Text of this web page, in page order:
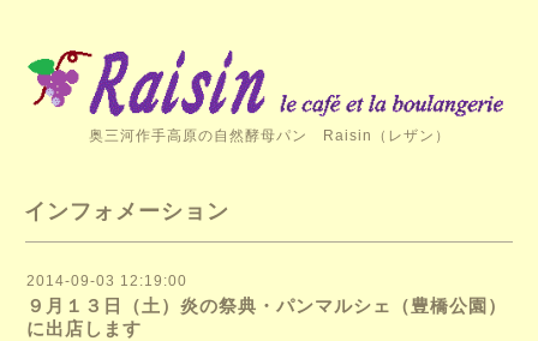
奥三河作手高原の自然酵母パン Raisin（レザン）
インフォメーション
2014-09-03 12:19:00
９月１３日（土）炎の祭典・パンマルシェ（豊橋公園）
に出店します